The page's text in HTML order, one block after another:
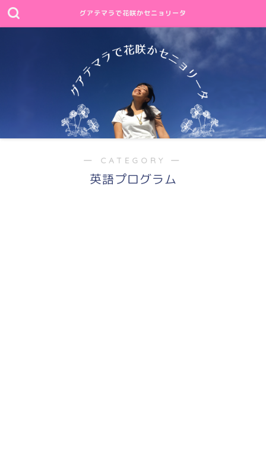
グアテマラで花咲かセニョリータ
― CATEGORY ―
英語プログラム